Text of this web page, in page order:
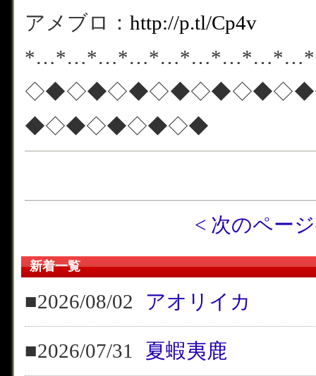
アメブロ： http://p.tl/Cp4v
◆◇◆◇◆◇◆◇◆
< 次のペー
新着一覧
■2026/08/02 アオリイカ
■2026/07/31 夏蝦夷鹿